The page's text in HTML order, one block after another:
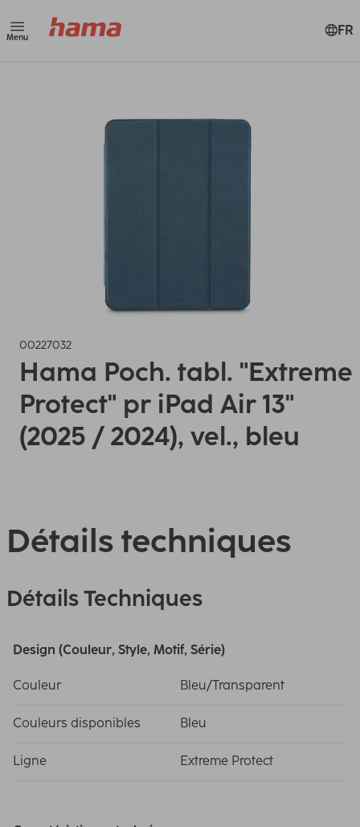
Menu FR
00227032
Hama Poch. tabl. "Extreme
Protect" pr iPad Air 13"
(2025 / 2024), vel., bleu
Détails techniques
Détails Techniques
Design (Couleur, Style, Motif, Série)
Couleur Bleu/Transparent
Couleurs disponibles Bleu
Ligne Extreme Protect